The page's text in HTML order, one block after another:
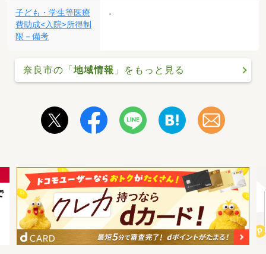
子ども・学生等医療
費助成<入院>所得制
限－備考
-
奈良市の「 地域情報 」をもっと見る